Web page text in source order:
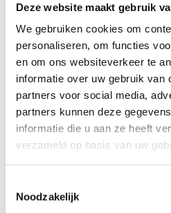
Deze website maakt gebruik
We gebruiken cookies om
personaliseren, om functies
en om ons websiteverkeer te
informatie over uw gebruik van
partners voor social media,
partners kunnen deze
informatie die u aan ze heeft
verzameld op basis van uw
Noodzakelijk
deuren ook leverbaar in
uitvoering. De deuren kunnen met
euro ook grijs gegrond geleverd
(RAL 7037), of voor + €39,- zwart
bijzondere aan de Albo Signature
een hoogte van maar liefst 300 cm
Maatwerk is mogelijk als de
de aangegeven marges of als je
op maat. De prijs en keuze voor
beschikbare afmetingen. De
werkdagen.
Thuisbezorgd in slechts 30